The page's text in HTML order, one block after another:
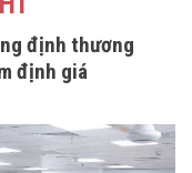
định thương
định giá